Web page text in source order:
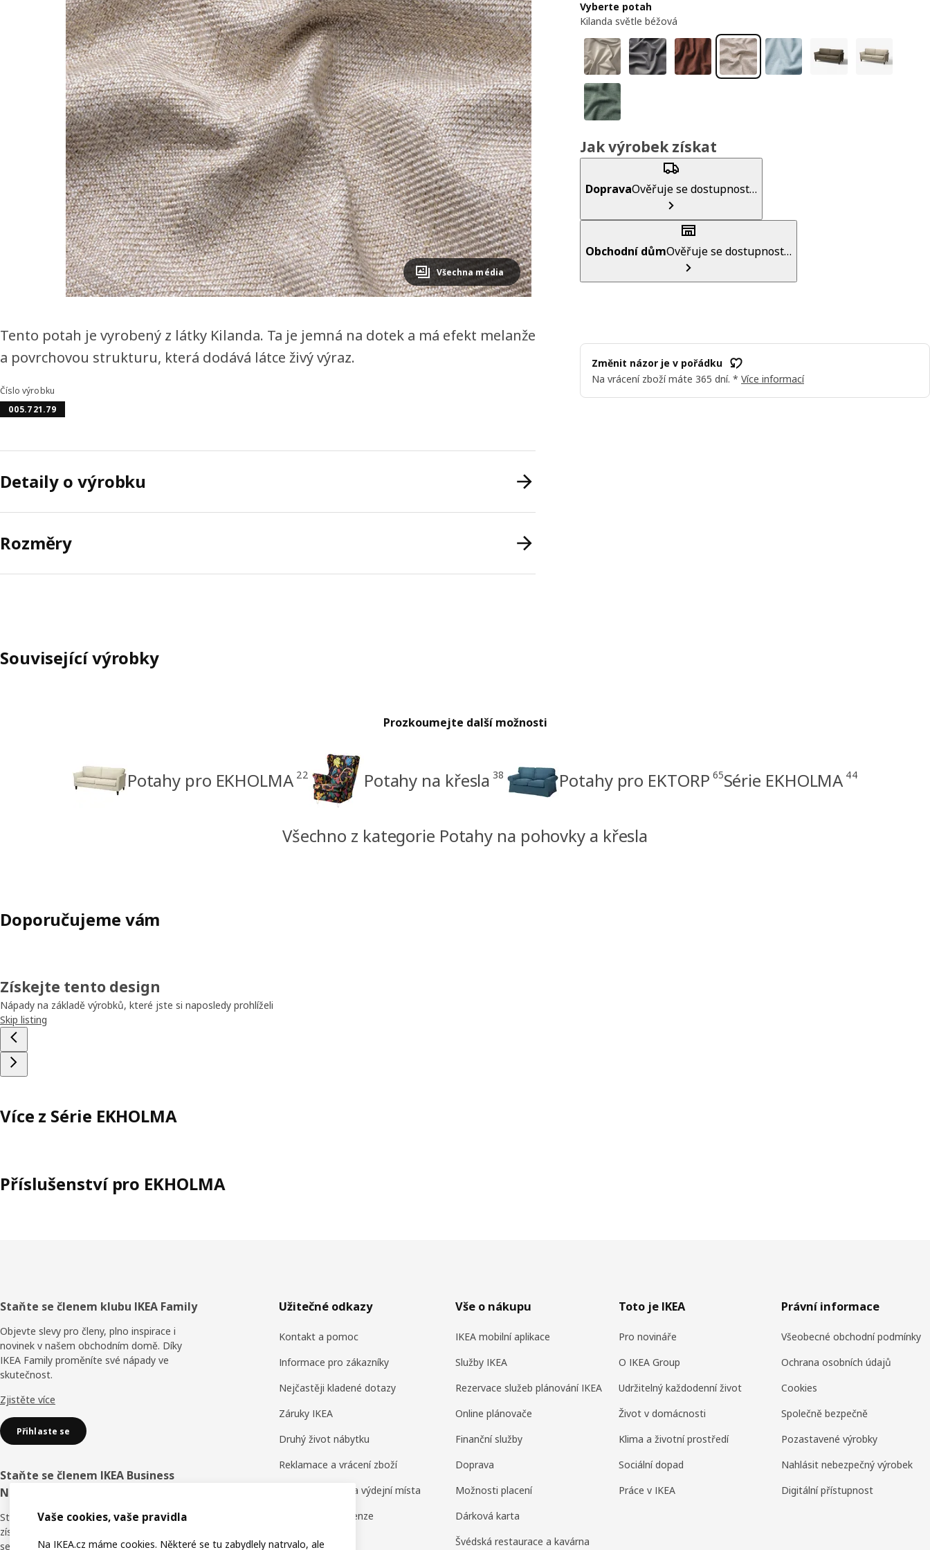
Image zoomed out, normal view
Všechna média
Vyberte potah
Kilanda světle béžová
Jak výrobek získat
DopravaOvěřuje se dostupnost…
Obchodní důmOvěřuje se dostupnost…
Změnit názor je v pořádku
Na vrácení zboží máte 365 dní. * Více informací
Tento potah je vyrobený z látky Kilanda. Ta je jemná na dotek a má efekt melanže
a povrchovou strukturu, která dodává látce živý výraz.
Číslo výrobku
005.721.79
Detaily o výrobku
Rozměry
Související výrobky
Prozkoumejte další možnosti
Potahy pro EKHOLMA 22 Potahy na křesla 38 Potahy pro EKTORP 65Série EKHOLMA 44
Všechno z kategorie Potahy na pohovky a křesla
Doporučujeme vám
Získejte tento design
Nápady na základě výrobků, které jste si naposledy prohlíželi
Skip listing
Více z Série EKHOLMA
Příslušenství pro EKHOLMA
Zápatí
Staňte se členem klubu IKEA Family
Objevte slevy pro členy, plno inspirace i
novinek v našem obchodním domě. Díky
IKEA Family proměníte své nápady ve
skutečnost.
Zjistěte více
Přihlaste se
Staňte se členem IKEA Business
Network
Staňte se členem věrnostního programu a
získejte slevy, online školení i výhody pro
sebe i své zaměstnance. Kdo říká, že v
Užitečné odkazy
Kontakt a pomoc
Informace pro zákazníky
Nejčastěji kladené dotazy
Záruky IKEA
Druhý život nábytku
Reklamace a vrácení zboží
Obchodní domy a výdejní místa
Hodnocení a recenze
IKEA Family
Vše o nákupu
IKEA mobilní aplikace
Služby IKEA
Rezervace služeb plánování IKEA
Online plánovače
Finanční služby
Doprava
Možnosti placení
Dárková karta
Švédská restaurace a kavárna
Toto je IKEA
Pro novináře
O IKEA Group
Udržitelný každodenní život
Život v domácnosti
Klima a životní prostředí
Sociální dopad
Práce v IKEA
Právní informace
Všeobecné obchodní podmínky
Ochrana osobních údajů
Cookies
Společně bezpečně
Pozastavené výrobky
Nahlásit nebezpečný výrobek
Digitální přístupnost
Vaše cookies, vaše pravidla
Na IKEA.cz máme cookies. Některé se tu zabydlely natrvalo, ale